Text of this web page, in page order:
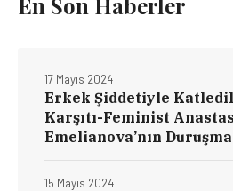
Erkek Şiddetiyle
Karşıtı-Feminist
Emelianova’nın
17 Mayıs 2024
15 Mayıs 2024